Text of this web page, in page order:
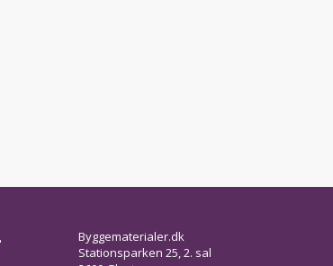
Byggematerialer.dk
Stationsparken 25, 2. sal